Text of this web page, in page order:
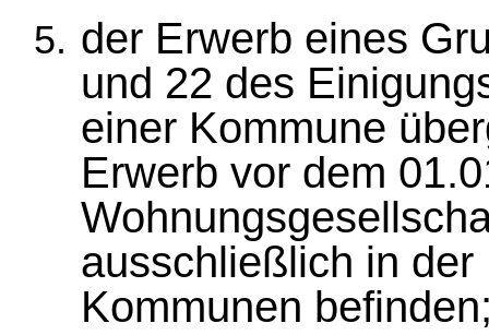
der Erwerb eines
und 22 des
einer Kommune
Erwerb vor dem
ausschließlich in
Kommunen